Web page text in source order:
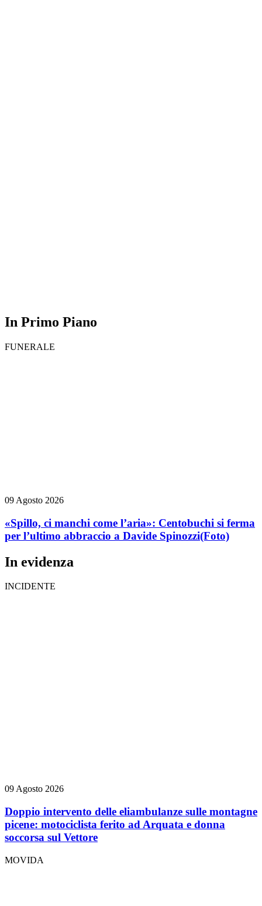
In Primo Piano
FUNERALE
09 Agosto 2026
«Spillo, ci manchi come l’aria»: Centobuchi si ferma
per l’ultimo abbraccio a Davide Spinozzi(Foto)
In evidenza
INCIDENTE
09 Agosto 2026
Doppio intervento delle eliambulanze sulle montagne
picene: motociclista ferito ad Arquata e donna
soccorsa sul Vettore
MOVIDA